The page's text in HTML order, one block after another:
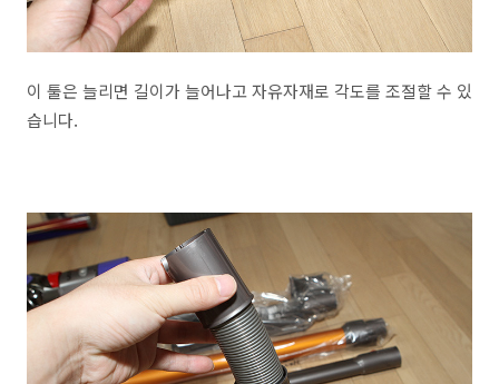
이 툴은 늘리면 길이가 늘어나고 자유자재로 각도를 조절할 수 있
습니다.